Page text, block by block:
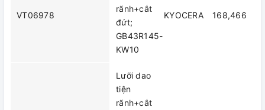
VT06978
rãnh+cắt
đứt;
GB43R145-
KW10
KYOCERA 168,466
Lưỡi dao
tiện
rãnh+cắt